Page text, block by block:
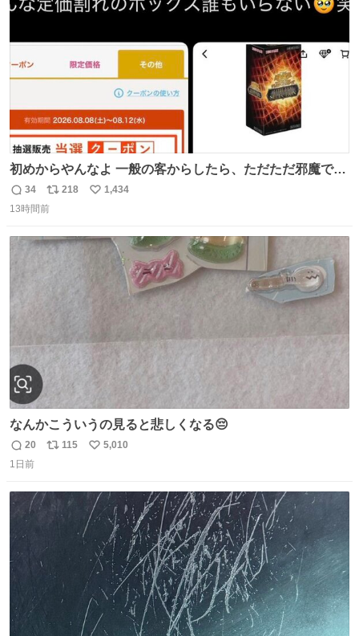
数
初めからやんなよ 一般の客からしたら、ただただ邪魔でし
かないのよ
返
信
34
リ
ポ
ト
数
218
い
数
1,434
13時間前
なんかこういうの見ると悲しくなる😔
返
信
20
リ
ト
数
115
い
数
5,010
1日前